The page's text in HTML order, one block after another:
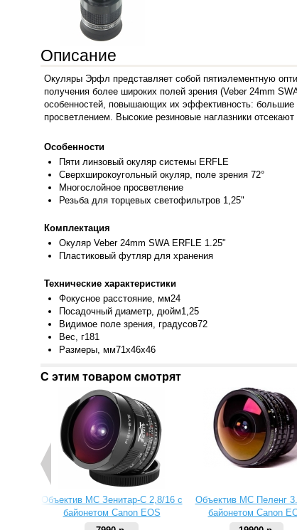
Описание
Окуляры Эрфл представляет собой пятиэлементную
получения более широких полей зрения (Veber 24mm
особенностей, повышающих их эффективность: большие
просветлением. Высокие резиновые наглазники
Особенности
Пяти линзовый окуляр системы ERFLE
Сверхширокоугольный окуляр, поле зрения 72°
Многослойное просветление
Резьба для торцевых светофильтров 1,25"
Комплектация
Окуляр Veber 24mm SWA ERFLE 1.25"
Пластиковый футляр для хранения
Технические характеристики
Фокусное расстояние, мм24
Посадочный диаметр, дюйм1,25
Видимое поле зрения, градусов72
Вес, г181
Размеры, мм71x46x46
С этим товаром смотрят
Объектив МС Зенитар-C 2,8/16 с
байонетом Canon EOS
Объектив МС Пеленг
байонетом Canon